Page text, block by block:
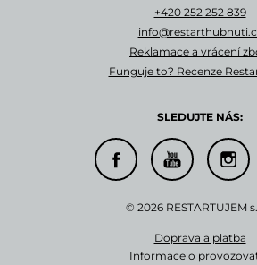
+420 252 252 839
Reklamace a vrácení
Funguje to? Recenze
SLEDUJTE NÁS:
© 2026 RESTARTUJEM
Doprava a platba
Informace o